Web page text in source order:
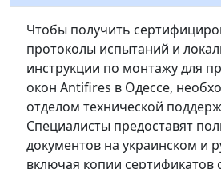
Чтобы получить
протоколы испытаний и
инструкции по монтажу для
окон Antifires в Одессе,
отделом технической
Специалисты предоставят
документов на украинском и
включая копии сертификатов